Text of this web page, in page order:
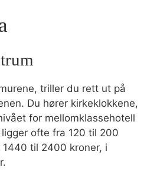
triller du rett ut på
Du hører kirkeklokkene,
for mellomklassehotell
ofte fra 120 til 200
til 2400 kroner, i